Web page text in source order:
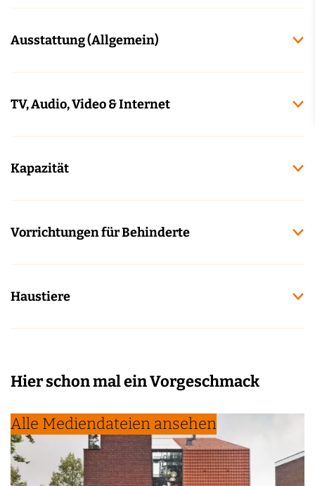
Ausstattung (Allgemein)
TV, Audio, Video & Internet
Kapazität
Vorrichtungen für Behinderte
Haustiere
Hier schon mal ein Vorgeschmack
Alle Mediendateien ansehen